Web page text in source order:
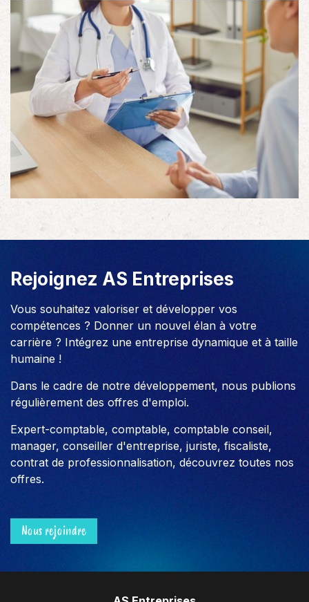
Rejoignez AS Entreprises
Vous souhaitez valoriser et développer vos
compétences ? Donner un nouvel élan à votre
carrière ? Intégrez une entreprise dynamique et à taille
humaine !
Dans le cadre de notre développement, nous publions
régulièrement des offres d'emploi.
Expert-comptable, comptable, comptable conseil,
manager, conseiller d'entreprise, juriste, fiscaliste,
contrat de professionnalisation, découvrez toutes nos
offres.
Nous rejoindre